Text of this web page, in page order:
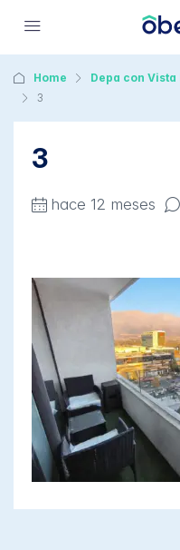
Home
Depa con
3
3
hace 12 meses